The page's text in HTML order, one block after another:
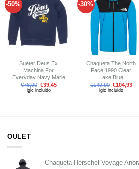
-50%
Añadir
a tu
Suéter Deus Ex
Machina For
Everyday Navy Marle
€78,90 €39,45
igic incluido
-30%
Añadir
a tu
lista de
deseos
Chaqueta The North
Face 1990 Clear
Lake Blue
€149,90 €104,93
igic incluido
OULET
Chaqueta Herschel Voyage